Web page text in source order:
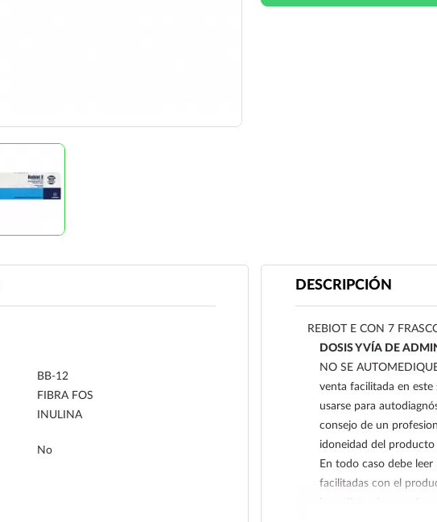
BB-12
FIBRA FOS
INULINA
No
DESCRIPCIÓN
REBIOT E CON 7
DOSIS Y VÍA DE
NO SE
venta facilitada en
usarse para
consejo de un
idoneidad del producto
En todo caso debe
facilitadas con el
inmediato si sospecha